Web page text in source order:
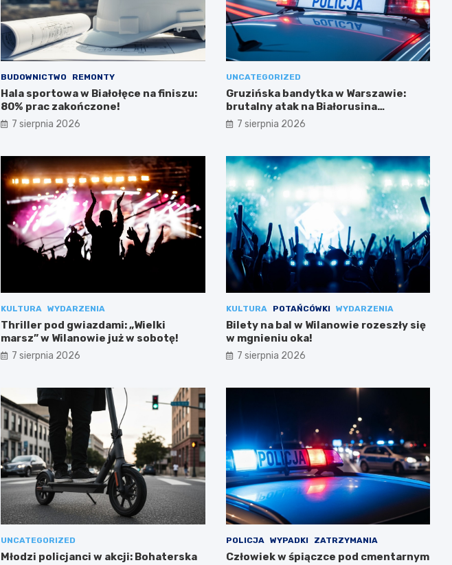
BUDOWNICTWO REMONTY
Hala sportowa w Białołęce na finiszu:
80% prac zakończone!
7 sierpnia 2026
UNCATEGORIZED
Gruzińska bandytka w Warszawie:
brutalny atak na Białorusina
zakończony aresztowaniem
7 sierpnia 2026
KULTURA WYDARZENIA
Thriller pod gwiazdami: „Wielki
marsz” w Wilanowie już w sobotę!
7 sierpnia 2026
KULTURA POTAŃCÓWKI WYDARZENIA
Bilety na bal w Wilanowie rozeszły się
w mgnieniu oka!
7 sierpnia 2026
UNCATEGORIZED
Młodzi policjanci w akcji: Bohaterska
POLICJA WYPADKI ZATRZYMANIA
Człowiek w śpiączce pod cmentarnym